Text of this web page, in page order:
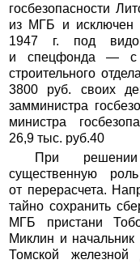
госбезопасности
из МГБ и исключен
1947 г. под
и спецфонда — с
строительного
3800 руб. своих
замминистра
министра
26,9 тыс. руб.40
При
существенную
от перерасчета.
тайно сохранить
МГБ пристани
Миклин и
Томской